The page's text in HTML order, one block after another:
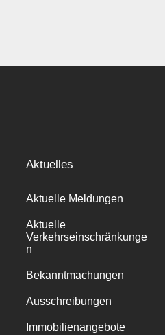
Aktuelles
Aktuelle Meldungen
Aktuelle
Verkehrseinschränkunge
n
Bekanntmachungen
Ausschreibungen
Immobilienangebote